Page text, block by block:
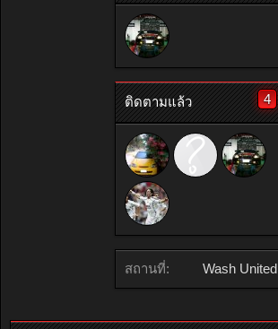
ติดตามแล้ว 4
สถานที่: Wash United